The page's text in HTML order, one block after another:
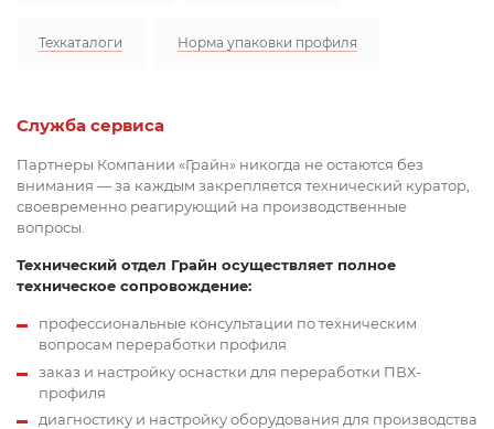
Техкаталоги Норма упаковки профиля
Служба сервиса
Партнеры Компании «Грайн» никогда не остаются без
внимания — за каждым закрепляется технический куратор,
своевременно реагирующий на производственные
вопросы.
Технический отдел Грайн осуществляет полное
техническое сопровождение:
профессиональные консультации по техническим
вопросам переработки профиля
заказ и настройку оснастки для переработки ПВХ-
профиля
диагностику и настройку оборудования для производства